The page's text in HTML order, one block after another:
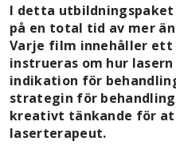
I detta
på en total tid av mer
Varje film innehåller
instrueras om hur
indikation för
strategin för
kreativt tänkande för
laserterapeut.